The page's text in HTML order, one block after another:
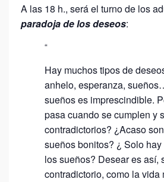
A las 18 h., será el turno de los
paradoja de los deseos:
Hay muchos tipos de
anhelo, esperanza,
sueños es imprescindible.
pasa cuando se cumplen y
contradictorios? ¿Acaso
sueños bonitos? ¿ Solo
los sueños? Desear es así,
contradictorio, como la vida